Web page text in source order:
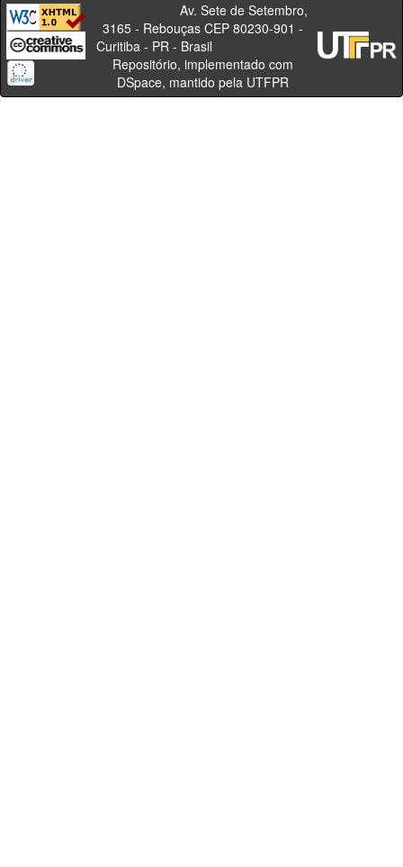
Av. Sete de Setembro,
3165 - Rebouças CEP 80230-901 -
Curitiba - PR - Brasil
Repositório, implementado com
DSpace, mantido pela UTFPR